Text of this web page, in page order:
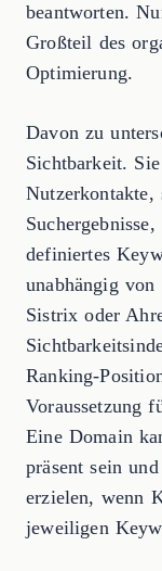
beantworten.
Großteil des
Optimierung.
Davon zu
Sichtbarkeit.
Nutzerkontakte,
definiertes
unabhängig
Sistrix oder
Ranking-
Voraussetzung
Eine Domain
präsent sein
erzielen, wenn
jeweiligen